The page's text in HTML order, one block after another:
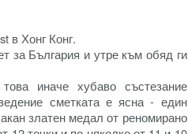
в Хонг Конг.
за България и утре към обяд ги
иначе хубаво състезание
сметката е ясна - един
златен медал от реномирано